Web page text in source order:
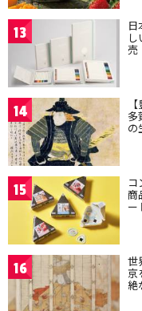
13
売
14 多
の
15 商
ー
16 世
京
絶